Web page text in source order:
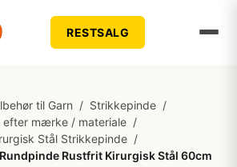
RESTSALG
til Garn / Strikkepinde /
efter mærke / materiale /
Stål Strikkepinde /
Rustfrit Kirurgisk Stål 60cm